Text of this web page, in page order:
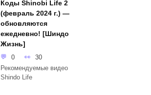
Коды Shinobi Life 2
(февраль 2024 г.) —
обновляются
ежедневно! [Шиндо
Жизнь]
0
30
Рекомендуемые видео
Shindo Life